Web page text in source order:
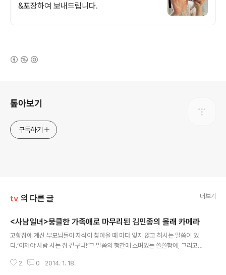
&포장하여 보내드립니다.
톺아보기
구독하기
tv 의 다른 글 더보기
<사남일녀>뭉클한 가족애로 마무리된 김민종의 몰래 카메라
고향집에 계신 부모님들이 자식이 찾아올 때 마다 잊지 않고 하시는 말씀이 있
다.‘이제야 사람 사는 집 같구나!’그 말씀의 행간에 스며있는 쓸쓸함에, 그리고
고개는 절로 수그러들게 마련이다. 금요일 밤 찾아든 는 부모님이 말씀하셨던
2 0 2014. 1. 18.